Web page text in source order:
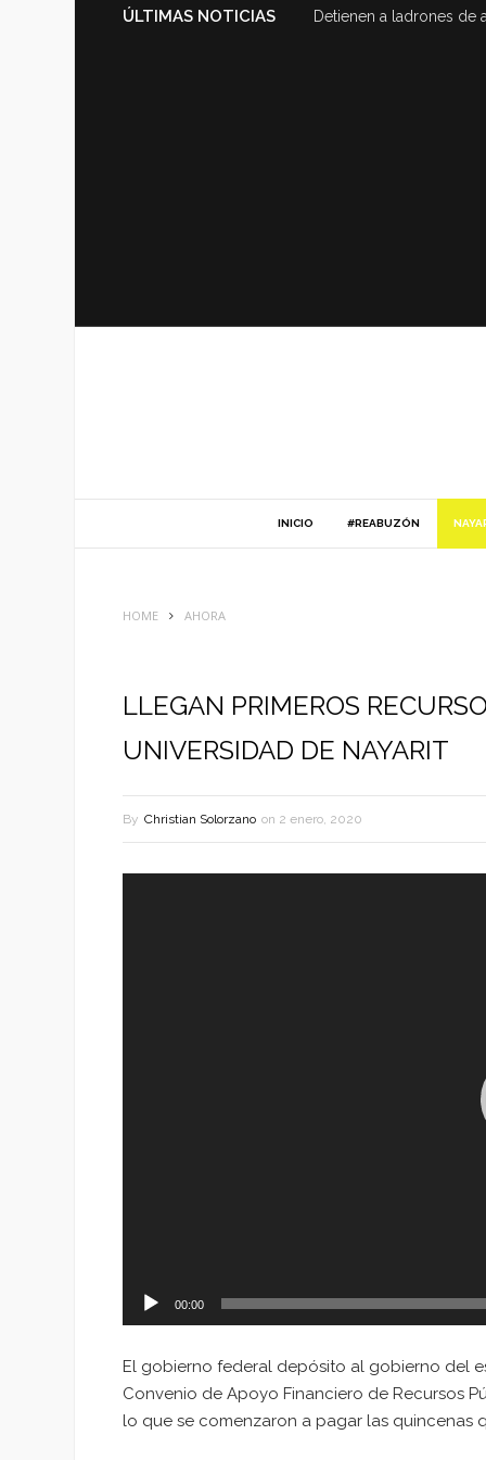
ÚLTIMAS NOTICIAS Detienen a ladrones de
INICIO #REABUZÓN
HOME AHORA
LLEGAN PRIMEROS
UNIVERSIDAD DE NAYARIT
By Christian Solorzano on 2 enero, 2020
00:00
El gobierno federal depósito al gobierno del
Convenio de Apoyo Financiero de Recursos
lo que se comenzaron a pagar las quincenas